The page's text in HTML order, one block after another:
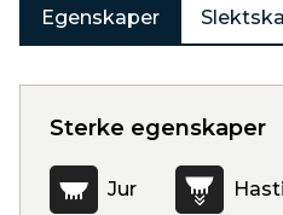
Egenskaper
Sterke egenskaper
Jur